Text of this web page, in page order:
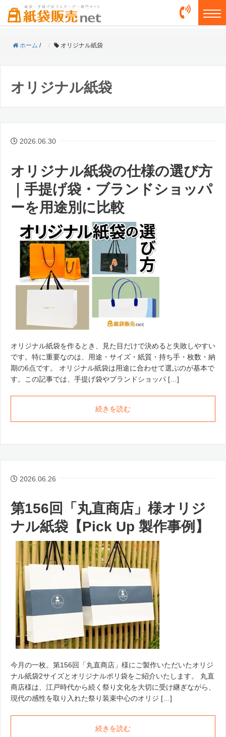
ホーム / オリジナル紙袋
オリジナル紙袋
2026.06.30
オリジナル紙袋の仕様の選び方
｜手提げ袋・ブランドショッパ
ーを用途別に比較
オリジナル紙袋を作るとき、見た目だけで決めると失敗しやすい
です。特に重要なのは、用途・サイズ・紙質・持ち手・枚数・納
期の6点です。 オリジナル紙袋は用途に合わせて選ぶのが基本で
す。この記事では、手提げ袋やブランドショッパ […]
続きを読む
2026.06.26
第156回「丸直商店」様オリジ
ナル紙袋【Pick Up 製作事例】
今月の一枚。第156回「丸直商店」様にご製作いただいたオリジ
ナル紙袋2サイズとオリジナルポリ袋をご紹介いたします。 丸直
商店様は、江戸時代から続く祭り文化を大切に受け継ぎながら、
現代の感性を取り入れた祭り装束中心のオリジ […]
続きを読む